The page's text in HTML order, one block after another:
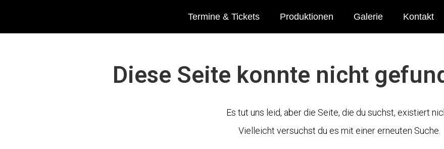
Termine & Tickets Produktionen Galerie Kontakt
Diese Seite konnte nicht
Es tut uns leid, aber die Seite, die du suchst, existiert
Vielleicht versuchst du es mit einer erneuten Suche.